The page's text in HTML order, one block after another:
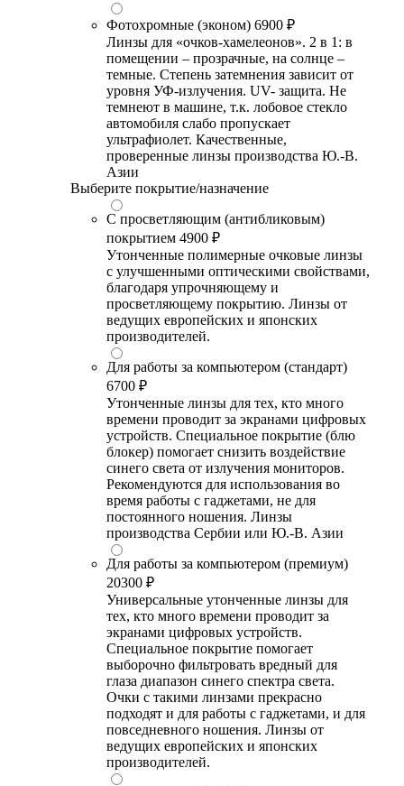
Фотохромные (эконом) 6900 ₽
Линзы для «очков-хамелеонов». 2 в 1: в
помещении – прозрачные, на солнце –
темные. Степень затемнения зависит от
уровня УФ-излучения. UV- защита. Не
темнеют в машине, т.к. лобовое стекло
автомобиля слабо пропускает
ультрафиолет. Качественные,
проверенные линзы производства Ю.-В.
Азии
Выберите покрытие/назначение
С просветляющим (антибликовым)
покрытием 4900 ₽
Утонченные полимерные очковые линзы
с улучшенными оптическими свойствами,
благодаря упрочняющему и
просветляющему покрытию. Линзы от
ведущих европейских и японских
производителей.
Для работы за компьютером (стандарт)
6700 ₽
Утонченные линзы для тех, кто много
времени проводит за экранами цифровых
устройств. Специальное покрытие (блю
блокер) помогает снизить воздействие
синего света от излучения мониторов.
Рекомендуются для использования во
время работы с гаджетами, не для
постоянного ношения. Линзы
производства Сербии или Ю.-В. Азии
Для работы за компьютером (премиум)
20300 ₽
Универсальные утонченные линзы для
тех, кто много времени проводит за
экранами цифровых устройств.
Специальное покрытие помогает
выборочно фильтровать вредный для
глаза диапазон синего спектра света.
Очки с такими линзами прекрасно
подходят и для работы с гаджетами, и для
повседневного ношения. Линзы от
ведущих европейских и японских
производителей.